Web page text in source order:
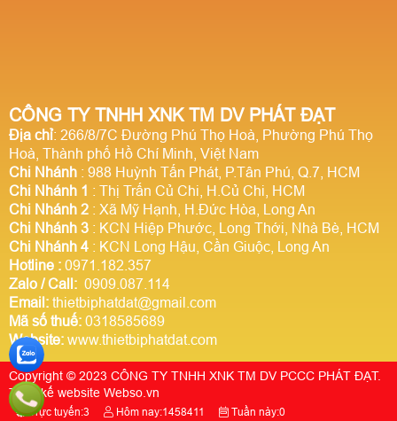
CÔNG TY TNHH XNK TM DV PHÁT ĐẠT
Địa chỉ: 266/8/7C Đường Phú Thọ Hoà, Phường Phú Thọ
Hoà, Thành phố Hồ Chí Minh, Việt Nam
Chi Nhánh : 988 Huỳnh Tấn Phát, P.Tân Phú, Q.7, HCM
Chi Nhánh 1 : Thị Trấn Củ Chi, H.Củ Chi, HCM
Chi Nhánh 2 : Xã Mỹ Hạnh, H.Đức Hòa, Long An
Chi Nhánh 3 : KCN Hiệp Phước, Long Thới, Nhà Bè, HCM
Chi Nhánh 4 : KCN Long Hậu, Cần Giuộc, Long An
Hotline : 0971.182.357
Zalo / Call: 0909.087.114
Email: thietbiphatdat@gmail.com
Mã số thuế: 0318585689
Website: www.thietbiphatdat.com
Copyright © 2023 CÔNG TY TNHH XNK TM DV PCCC PHÁT ĐẠT.
Thiết kế website Webso.vn
Trực tuyến:3 Hôm nay:1458411 Tuần này:0